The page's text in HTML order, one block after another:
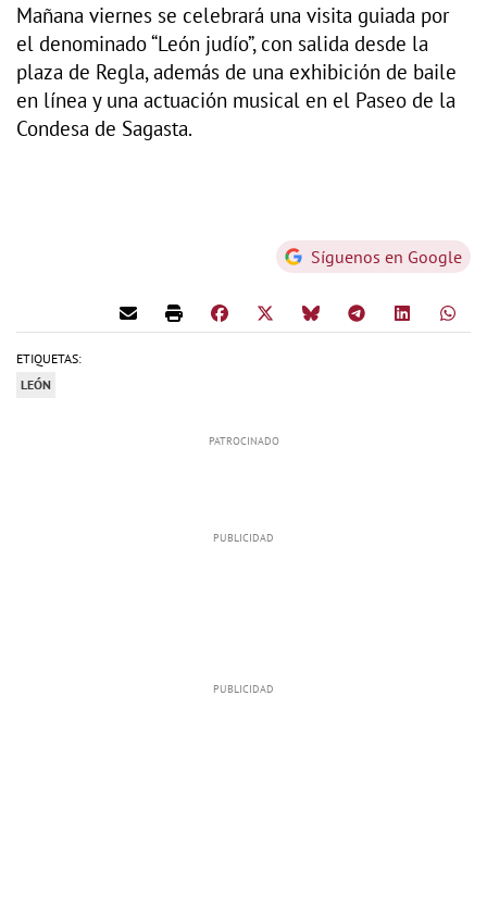
Mañana viernes se celebrará una visita guiada por
el denominado “León judío”, con salida desde la
plaza de Regla, además de una exhibición de baile
en línea y una actuación musical en el Paseo de la
Condesa de Sagasta.
Síguenos en Google
ETIQUETAS:
LEÓN